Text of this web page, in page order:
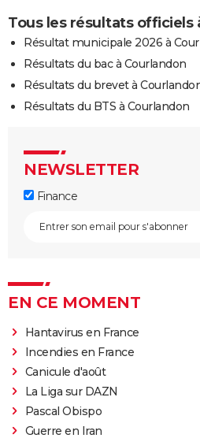
Tous les résultats officiels
Résultat municipale 2026 à
Résultats du bac à Courlandon
Résultats du brevet à
Résultats du BTS à Courlandon
NEWSLETTER
Finance
EN CE MOMENT
Hantavirus en France
Incendies en France
Canicule d'août
La Liga sur DAZN
Pascal Obispo
Guerre en Iran